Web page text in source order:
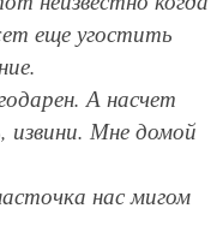
еще угостить
А насчет
извини. Мне домой
нас мигом